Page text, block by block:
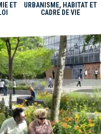
ET
URBANISME, HABITAT ET
CADRE DE VIE
A= A- A+